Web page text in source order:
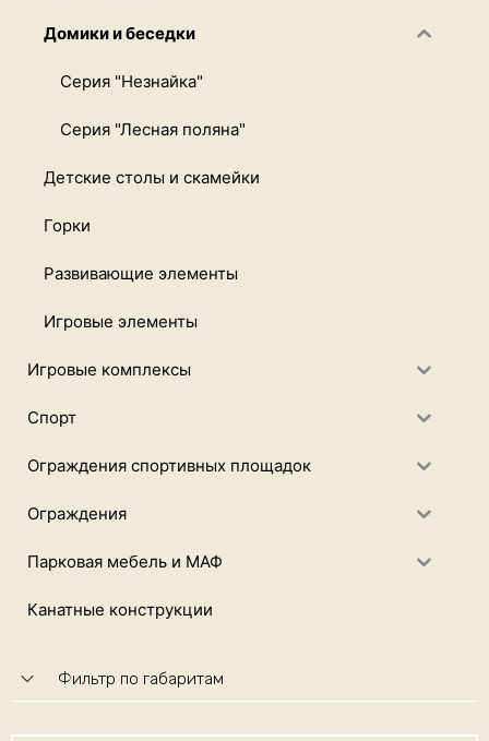
Домики и беседки
Серия "Незнайка"
Серия "Лесная поляна"
Детские столы и скамейки
Горки
Развивающие элементы
Игровые элементы
Игровые комплексы
Спорт
Ограждения спортивных площадок
Ограждения
Парковая мебель и МАФ
Канатные конструкции
Фильтр по габаритам